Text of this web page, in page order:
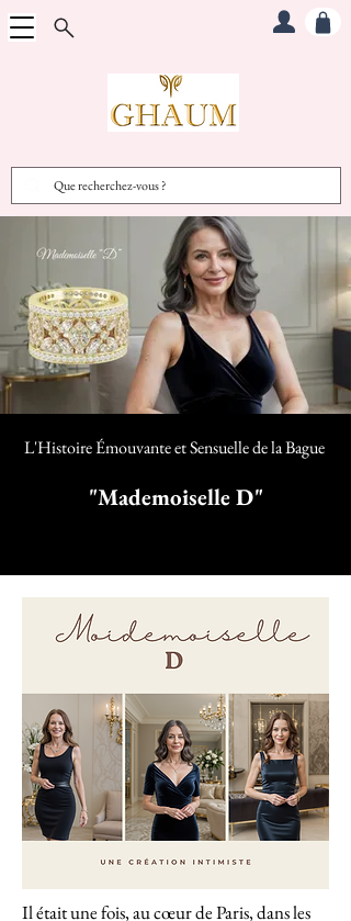
L'Histoire Émouvante et Sensuelle de la Bague
"Mademoiselle D"
Il était une fois, au cœur de Paris, dans les